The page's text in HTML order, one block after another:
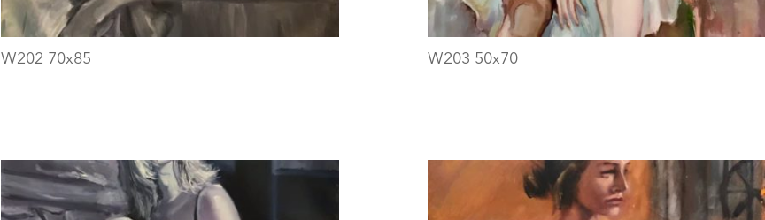
W202 70x85 W203 50x70